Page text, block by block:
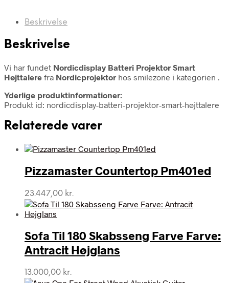
Beskrivelse
Beskrivelse
Vi har fundet Nordicdisplay Batteri Projektor Smart
Højttalere fra Nordicprojektor hos smilezone i kategorien .
Yderlige produktinformationer:
Produkt id: nordicdisplay-batteri-projektor-smart-højttalere
Relaterede varer
Pizzamaster Countertop Pm401ed
23.447,00 kr.
Sofa Til 180 Skabsseng Farve Farve:
Antracit Højglans
13.000,00 kr.